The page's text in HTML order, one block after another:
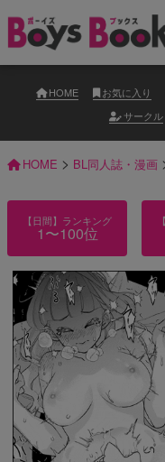
HOME お気に入り
サークル
HOME > BL同人誌・漫画
【日間】ランキング
1〜100位